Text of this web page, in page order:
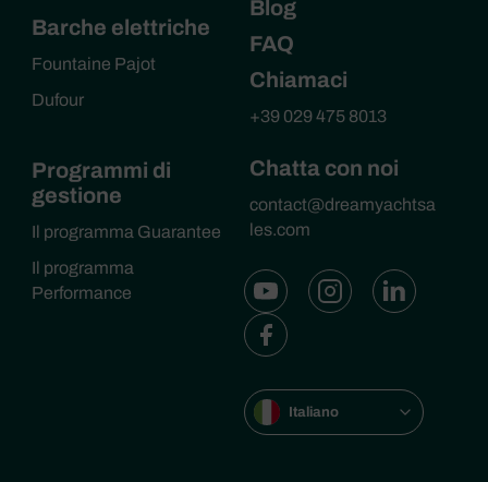
Barche elettriche
Fountaine Pajot
Dufour
Programmi di
gestione
Il programma Guarantee
Il programma
Performance
Blog
FAQ
Chiamaci
+39 029 475 8013
Chatta con noi
contact@dreamyachtsa
les.com
Italiano